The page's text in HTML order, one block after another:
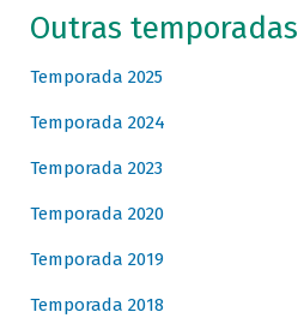
Outras temporadas
Temporada 2025
Temporada 2024
Temporada 2023
Temporada 2020
Temporada 2019
Temporada 2018